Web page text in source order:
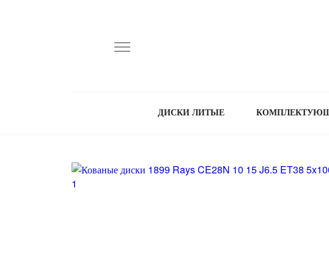
ДИСКИ ЛИТЫЕ